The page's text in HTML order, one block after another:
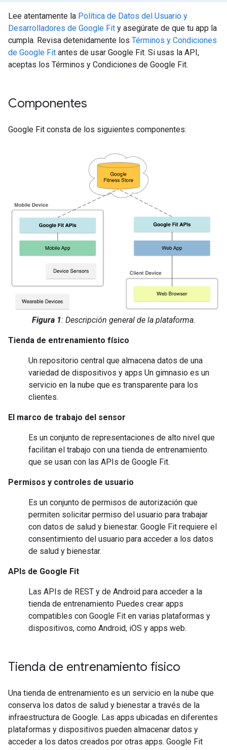
Lee atentamente la Política de Datos del Usuario y
Desarrolladores de Google Fit y asegúrate de que tu app la
cumpla. Revisa detenidamente los Términos y Condiciones
de Google Fit antes de usar Google Fit. Si usas la API,
aceptas los Términos y Condiciones de Google Fit.
Componentes
Google Fit consta de los siguientes componentes:
Figura 1: Descripción general de la plataforma.
Tienda de entrenamiento físico
Un repositorio central que almacena datos de una
variedad de dispositivos y apps Un gimnasio es un
servicio en la nube que es transparente para los
clientes.
El marco de trabajo del sensor
Es un conjunto de representaciones de alto nivel que
facilitan el trabajo con una tienda de entrenamiento.
que se usan con las APIs de Google Fit.
Permisos y controles de usuario
Es un conjunto de permisos de autorización que
permiten solicitar permiso del usuario para trabajar
con datos de salud y bienestar. Google Fit requiere el
consentimiento del usuario para acceder a los datos
de salud y bienestar.
APIs de Google Fit
Las APIs de REST y de Android para acceder a la
tienda de entrenamiento Puedes crear apps
compatibles con Google Fit en varias plataformas y
dispositivos, como Android, iOS y apps web.
Tienda de entrenamiento físico
Una tienda de entrenamiento es un servicio en la nube que
conserva los datos de salud y bienestar a través de la
infraestructura de Google. Las apps ubicadas en diferentes
plataformas y dispositivos pueden almacenar datos y
acceder a los datos creados por otras apps. Google Fit